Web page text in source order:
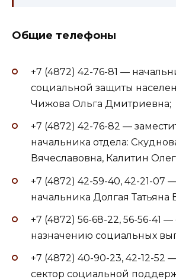
Общие телефоны
+7 (4872) 42-76-81 —
социальной защиты
Чижова Ольга Дмитриевна;
+7 (4872) 42-76-82 —
начальника отдела:
Вячеславовна, Калитин
+7 (4872) 42-59-40, 42-21-07
начальника Долгая
+7 (4872) 56-68-22, 56-56-41 —
назначению социальных
+7 (4872) 40-90-23, 42-12-52
сектор социальной